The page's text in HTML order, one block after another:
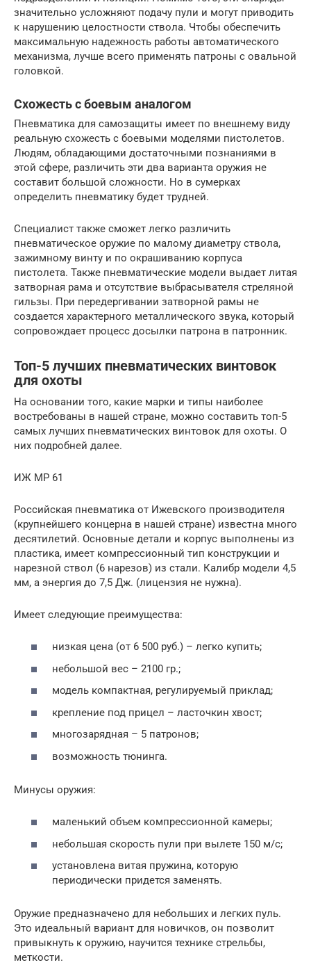
значительно усложняют подачу пули и могут приводить
к нарушению целостности ствола. Чтобы обеспечить
максимальную надежность работы автоматического
механизма, лучше всего применять патроны с овальной
головкой.
Схожесть с боевым аналогом
Пневматика для самозащиты имеет по внешнему виду
реальную схожесть с боевыми моделями пистолетов.
Людям, обладающими достаточными познаниями в
этой сфере, различить эти два варианта оружия не
составит большой сложности. Но в сумерках
определить пневматику будет трудней.
Специалист также сможет легко различить
пневматическое оружие по малому диаметру ствола,
зажимному винту и по окрашиванию корпуса
пистолета. Также пневматические модели выдает литая
затворная рама и отсутствие выбрасывателя стреляной
гильзы. При передергивании затворной рамы не
создается характерного металлического звука, который
сопровождает процесс досылки патрона в патронник.
Топ-5 лучших пневматических винтовок
для охоты
На основании того, какие марки и типы наиболее
востребованы в нашей стране, можно составить топ-5
самых лучших пневматических винтовок для охоты. О
них подробней далее.
ИЖ МР 61
Российская пневматика от Ижевского производителя
(крупнейшего концерна в нашей стране) известна много
десятилетий. Основные детали и корпус выполнены из
пластика, имеет компрессионный тип конструкции и
нарезной ствол (6 нарезов) из стали. Калибр модели 4,5
мм, а энергия до 7,5 Дж. (лицензия не нужна).
Имеет следующие преимущества:
низкая цена (от 6 500 руб.) – легко купить;
небольшой вес – 2100 гр.;
модель компактная, регулируемый приклад;
крепление под прицел – ласточкин хвост;
многозарядная – 5 патронов;
возможность тюнинга.
Минусы оружия:
маленький объем компрессионной камеры;
небольшая скорость пули при вылете 150 м/с;
установлена витая пружина, которую
периодически придется заменять.
Оружие предназначено для небольших и легких пуль.
Это идеальный вариант для новичков, он позволит
привыкнуть к оружию, научится технике стрельбы,
меткости.